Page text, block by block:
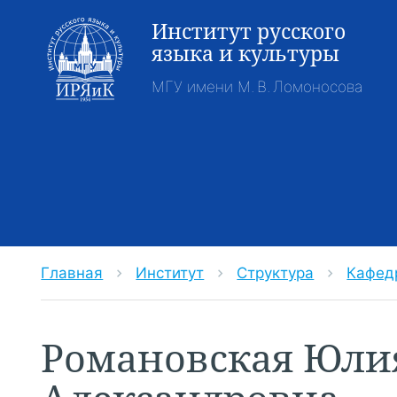
Институт русского
языка и культуры
МГУ имени М. В. Ломоносова
Главная chevron_right Институт chevron_right Структура chevron_right
Романовская